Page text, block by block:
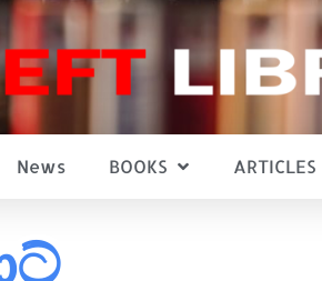
News BOOKS ARTICLES